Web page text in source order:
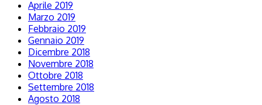
Aprile 2019
Marzo 2019
Febbraio 2019
Gennaio 2019
Dicembre 2018
Novembre 2018
Ottobre 2018
Settembre 2018
Agosto 2018